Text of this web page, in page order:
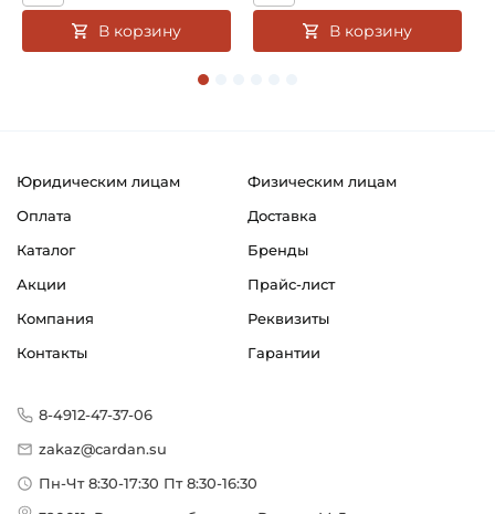
В корзину В корзину
Юридическим лицам
Физическим лицам
Оплата
Доставка
Каталог
Бренды
Акции
Прайс-лист
Компания
Реквизиты
Контакты
Гарантии
8-4912-47-37-06
zakaz@cardan.su
Пн-Чт 8:30-17:30 Пт 8:30-16:30